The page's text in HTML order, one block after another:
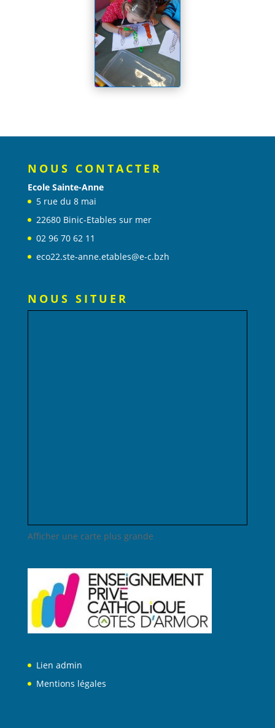
NOUS CONTACTER
Ecole Sainte-Anne
5 rue du 8 mai
22680 Binic-Etables sur mer
02 96 70 62 11
eco22.ste-anne.etables@e-c.bzh
NOUS SITUER
Afficher une carte plus grande
Lien admin
Mentions légales